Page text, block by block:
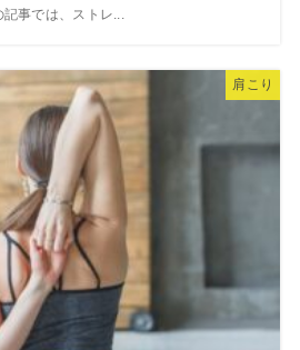
事では、ストレ...
肩こり